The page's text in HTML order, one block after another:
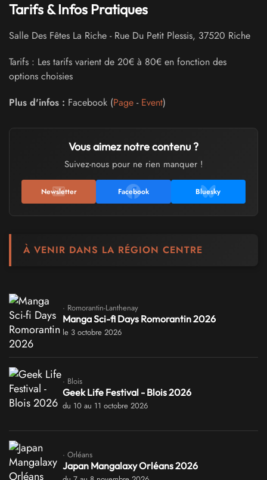
Tarifs & Infos Pratiques
Salle Des Fêtes La Riche - Rue Du Petit Plessis, 37520 Riche
Tarifs : Les tarifs varient de 20€ à 80€ en fonction des
options choisies
Plus d'infos : Facebook (Page - Event)
Vous aimez notre contenu ?
Suivez-nous pour ne rien manquer !
Newsletter Facebook Bluesky
À VENIR DANS LA RÉGION CENTRE
· Romorantin-Lanthenay
Manga Sci-fi Days Romorantin 2026
le 3 octobre 2026
· Blois
Geek Life Festival - Blois 2026
du 10 au 11 octobre 2026
· Orléans
Japan Mangalaxy Orléans 2026